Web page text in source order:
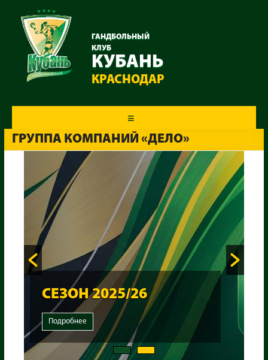
ГАНДБОЛЬНЫЙ
КЛУБ
КУБАНЬ
КРАСНОДАР
ГРУППА КОМПАНИЙ «ДЕЛО»
СЕЗОН 2025/26
Подробнее